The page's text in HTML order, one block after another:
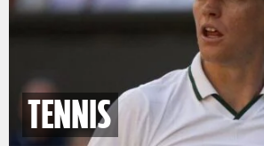
tennis